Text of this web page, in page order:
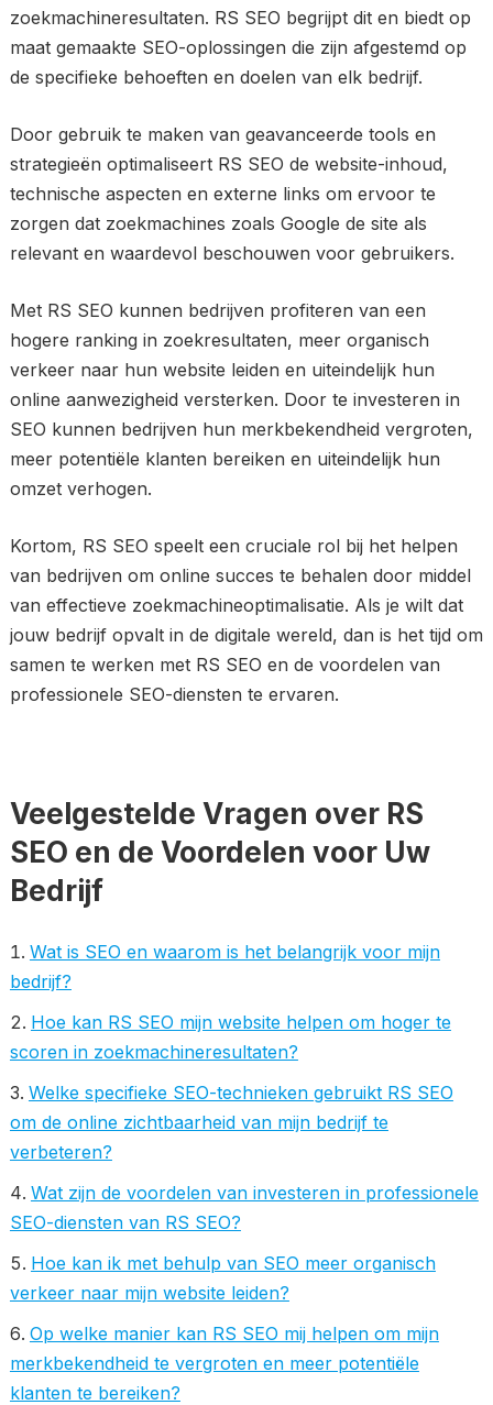
zoekmachineresultaten. RS SEO begrijpt dit en biedt op
maat gemaakte SEO-oplossingen die zijn afgestemd op
de specifieke behoeften en doelen van elk bedrijf.
Door gebruik te maken van geavanceerde tools en
strategieën optimaliseert RS SEO de website-inhoud,
technische aspecten en externe links om ervoor te
zorgen dat zoekmachines zoals Google de site als
relevant en waardevol beschouwen voor gebruikers.
Met RS SEO kunnen bedrijven profiteren van een
hogere ranking in zoekresultaten, meer organisch
verkeer naar hun website leiden en uiteindelijk hun
online aanwezigheid versterken. Door te investeren in
SEO kunnen bedrijven hun merkbekendheid vergroten,
meer potentiële klanten bereiken en uiteindelijk hun
omzet verhogen.
Kortom, RS SEO speelt een cruciale rol bij het helpen
van bedrijven om online succes te behalen door middel
van effectieve zoekmachineoptimalisatie. Als je wilt dat
jouw bedrijf opvalt in de digitale wereld, dan is het tijd om
samen te werken met RS SEO en de voordelen van
professionele SEO-diensten te ervaren.
Veelgestelde Vragen over RS
SEO en de Voordelen voor Uw
Bedrijf
Wat is SEO en waarom is het belangrijk voor mijn
bedrijf?
Hoe kan RS SEO mijn website helpen om hoger te
scoren in zoekmachineresultaten?
Welke specifieke SEO-technieken gebruikt RS SEO
om de online zichtbaarheid van mijn bedrijf te
verbeteren?
Wat zijn de voordelen van investeren in professionele
SEO-diensten van RS SEO?
Hoe kan ik met behulp van SEO meer organisch
verkeer naar mijn website leiden?
Op welke manier kan RS SEO mij helpen om mijn
merkbekendheid te vergroten en meer potentiële
klanten te bereiken?